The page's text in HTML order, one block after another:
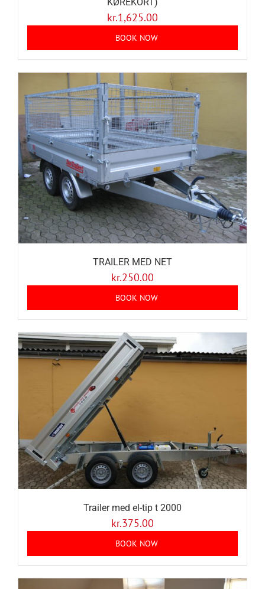
kr.1,625.00
BOOK NOW
TRAILER MED NET
kr.250.00
BOOK NOW
Trailer med el-tip t 2000
kr.375.00
BOOK NOW